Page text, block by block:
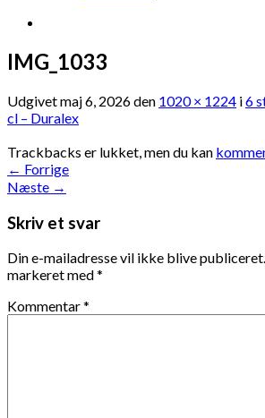
IMG_1033
Udgivetmaj 6, 2026den 1020 × 1224 i6
cl – Duralex
Trackbacks er lukket, men du kan
← Forrige
Næste →
Skriv et svar
Din e-mailadresse vil ikke blive publiceret.
markeret med*
Kommentar*